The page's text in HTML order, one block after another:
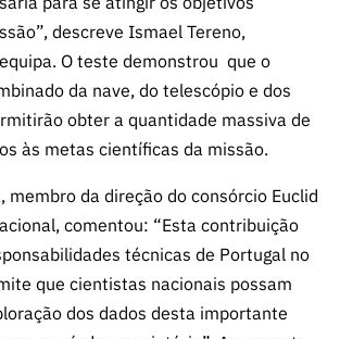
“Ciência +
Digital” e
“Ciência +
Capacitaç
ão”
descreve Ismael Tereno,
O teste demonstrou que o
da nave, do telescópio e dos
obter a quantidade massiva de
às metas científicas da missão.
membro da direção do consórcio Euclid
comentou: “Esta contribuição
técnicas de Portugal no
que cientistas nacionais possam
dos dados desta importante